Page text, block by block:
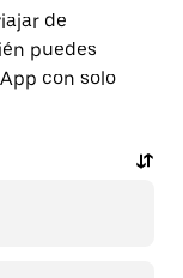
de
puedes
con solo